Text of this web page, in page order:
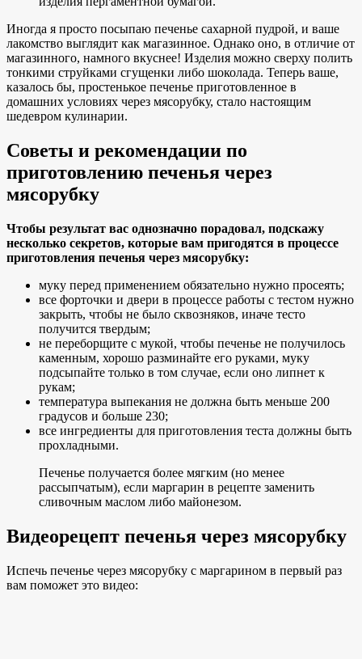
Иногда я просто посыпаю печенье сахарной пудрой, и ваше
лакомство выглядит как магазинное. Однако оно, в отличие от
магазинного, намного вкуснее! Изделия можно сверху полить
тонкими струйками сгущенки либо шоколада. Теперь ваше,
казалось бы, простенькое печенье приготовленное в
домашних условиях через мясорубку, стало настоящим
шедевром кулинарии.
Советы и рекомендации по
приготовлению печенья через
мясорубку
Чтобы результат вас однозначно порадовал, подскажу
несколько секретов, которые вам пригодятся в процессе
приготовления печенья через мясорубку:
муку перед применением обязательно нужно просеять;
все форточки и двери в процессе работы с тестом нужно
закрыть, чтобы не было сквозняков, иначе тесто
получится твердым;
не переборщите с мукой, чтобы печенье не получилось
каменным, хорошо разминайте его руками, муку
подсыпайте только в том случае, если оно липнет к
рукам;
температура выпекания не должна быть меньше 200
градусов и больше 230;
все ингредиенты для приготовления теста должны быть
прохладными.
Печенье получается более мягким (но менее
рассыпчатым), если маргарин в рецепте заменить
сливочным маслом либо майонезом.
Видеорецепт печенья через мясорубку
Испечь печенье через мясорубку с маргарином в первый раз
вам поможет это видео: